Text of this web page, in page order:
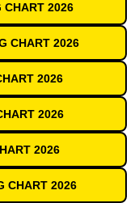
CHART 2026
CHART 2026
2026
2026
2026
CHART 2026